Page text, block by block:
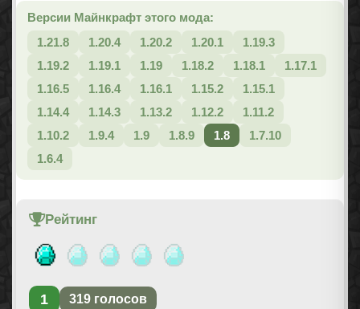
Версии Майнкрафт этого мода:
1.21.8
1.20.4 1.20.2 1.20.1
1.19.3
1.19.2
1.19.1 1.19 1.18.2 1.18.1
1.17.1
1.16.5
1.16.4 1.16.1 1.15.2
1.15.1
1.14.4
1.14.3 1.13.2 1.12.2
1.11.2
1.10.2
1.9.4 1.9 1.8.9 1.8
1.7.10
1.6.4
Рейтинг
1 319 голосов